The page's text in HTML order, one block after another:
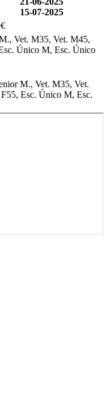
15-07-2025
Vet. M35, Vet. M45,
Único M, Esc. Único
M., Vet. M35, Vet.
Esc. Único M, Esc.